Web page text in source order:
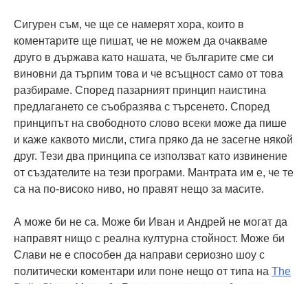
Сигурен съм, че ще се намерят хора, които в
коментарите ще пишат, че не можем да очакваме
друго в държава като нашата, че българите сме си
виновни да търпим това и че всъщност само от това
разбираме. Според пазарният принцип наистина
предлагането се съобразява с търсенето. Според
принципът на свободното слово всеки може да пише
и каже каквото мисли, стига пряко да не засегне някой
друг. Тези два принципа се използват като извинение
от създателите на тези програми. Мантрата им е, че те
са на по-високо ниво, но правят нещо за масите.
А може би не са. Може би Иван и Андрей не могат да
направят нищо с реална културна стойност. Може би
Слави не е способен да направи сериозно шоу с
политически коментари или поне нещо от типа на The